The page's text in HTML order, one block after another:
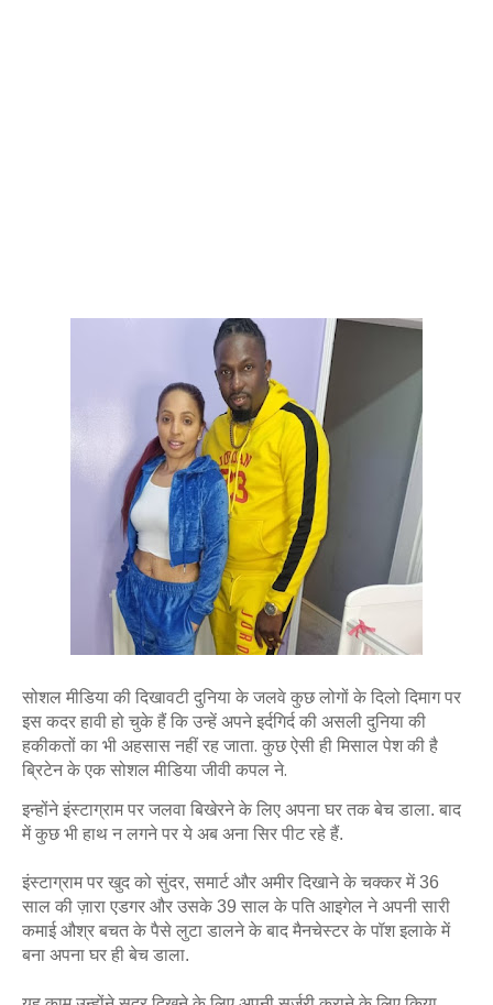
सोशल मीडिया की दिखावटी दुनिया के जलवे कुछ लोगों के दिलो दिमाग पर
इस कदर हावी हो चुके हैं कि उन्‍हें अपने इर्दगिर्द की असली दुनिया की
हकीकतों का भी अहसास नहीं रह जाता. कुछ ऐसी ही मिसाल पेश की है
ब्रिटेन के एक सोशल मीडिया जीवी कपल ने.
इन्‍होंने इंस्‍टाग्राम पर जलवा बिखेरने के लिए अपना घर तक बेच डाला. बाद
में कुछ भी हाथ न लगने पर ये अब अना सिर पीट रहे हैं.
इंस्‍टाग्राम पर खुद को सुंदर, समार्ट और अमीर दिखाने के चक्‍कर में 36
साल की ज़ारा एडगर और उसके 39 साल के पति आइगेल ने अपनी सारी
कमाई औश्र बचत के पैसे लुटा डालने के बाद मैनचेस्टर के पॉश इलाके में
बना अपना घर ही बेच डाला.